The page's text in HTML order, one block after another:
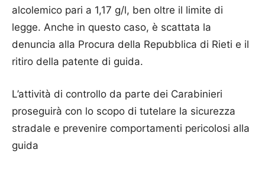
alcolemico pari a 1,17 g/l, ben oltre il limite di
legge. Anche in questo caso, è scattata la
denuncia alla Procura della Repubblica di Rieti e il
ritiro della patente di guida.
L’attività di controllo da parte dei Carabinieri
proseguirà con lo scopo di tutelare la sicurezza
stradale e prevenire comportamenti pericolosi alla
guida